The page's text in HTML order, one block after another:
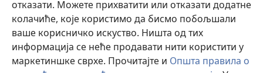
отказати. Можете прихватити или отказати додатне
колачиће, које користимо да бисмо побољшали
ваше корисничко искуство. Ништа од тих
информација се неће продавати нити користити у
маркетиншке сврхе. Прочитајте и Општа правила о
прозор)
Watchtower Library ®